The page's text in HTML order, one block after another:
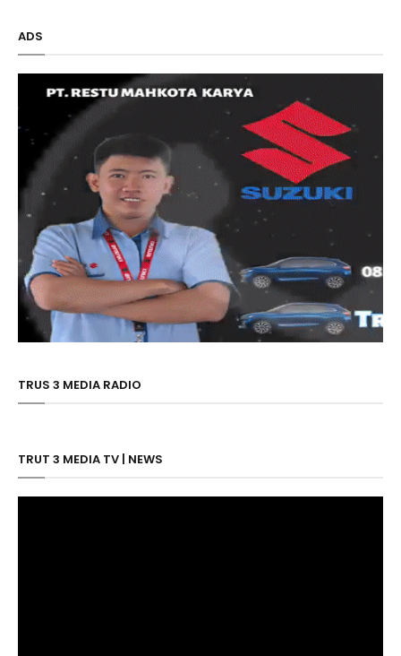
ADS
TRUS 3 MEDIA RADIO
TRUT 3 MEDIA TV | NEWS